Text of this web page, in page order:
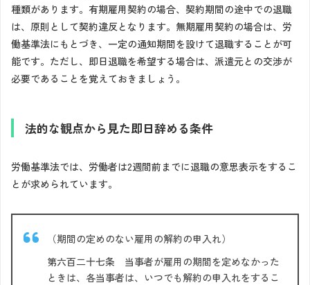
種類があります。有期雇用契約の場合、契約期間の途中での退職
は、原則として契約違反となります。無期雇用契約の場合は、労
働基準法にもとづき、一定の通知期間を設けて退職することが可
能です。ただし、即日退職を希望する場合は、派遣元との交渉が
必要であることを覚えておきましょう。
法的な観点から見た即日辞める条件
労働基準法では、労働者は2週間前までに退職の意思表示をするこ
とが求められています。
（期間の定めのない雇用の解約の申入れ）
第六百二十七条 当事者が雇用の期間を定めなかった
ときは、各当事者は、いつでも解約の申入れをするこ